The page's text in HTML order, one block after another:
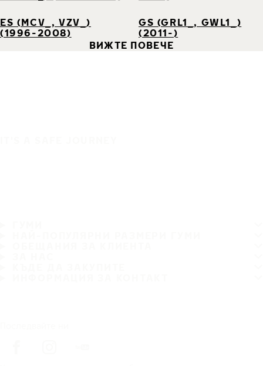
ES (MCV_, VZV_)
(1996-2008)
GS (GRL1_, GWL1_)
(2011-)
ВИЖТЕ ПОВЕЧЕ